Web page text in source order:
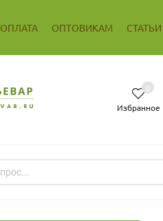
ОПЛАТА ОПТОВИКАМ СТАТЬИ
Избранное
0